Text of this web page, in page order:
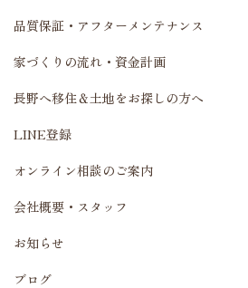
品質保証・アフターメンテナンス
家づくりの流れ・資金計画
長野へ移住＆土地をお探しの方へ
LINE登録
オンライン相談のご案内
会社概要・スタッフ
お知らせ
ブログ